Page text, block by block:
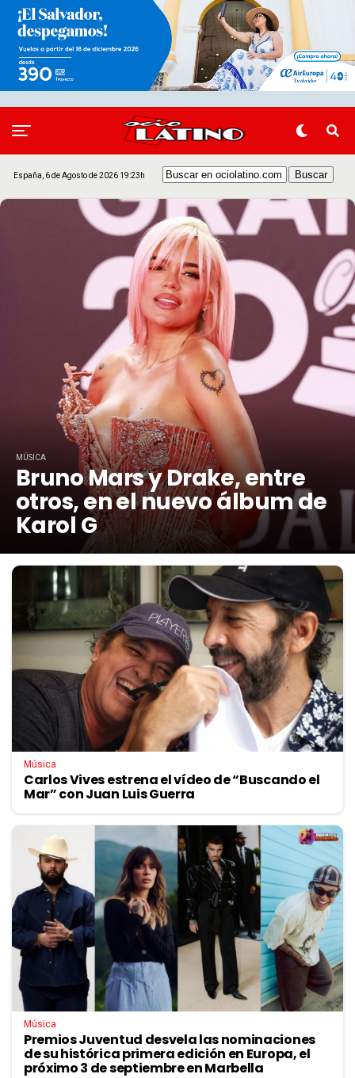
España, 6 de Agosto de 2026 19:23h
MÚSICA
Bruno Mars y Drake, entre
otros, en el nuevo álbum de
Karol G
Música
Carlos Vives estrena el vídeo de “Buscando el
Mar” con Juan Luis Guerra
Música
Premios Juventud desvela las nominaciones
de su histórica primera edición en Europa, el
próximo 3 de septiembre en Marbella